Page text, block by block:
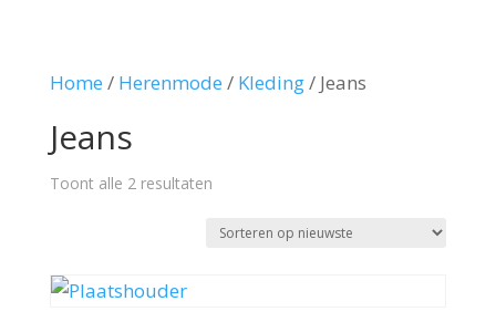
Home / Herenmode / Kleding/ Jeans
Jeans
Toont alle 2 resultatenGesorteerd